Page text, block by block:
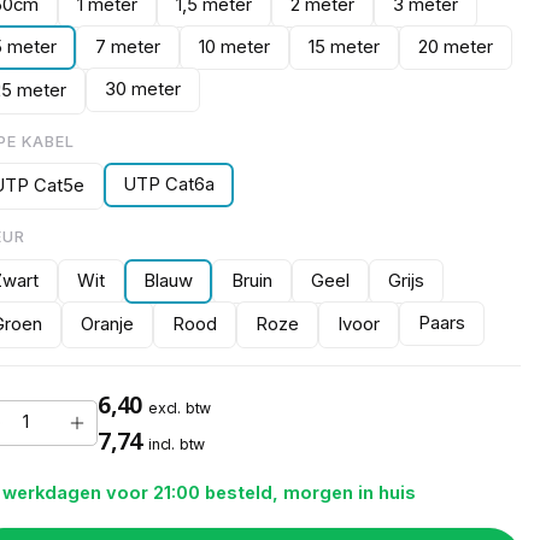
1 meter 1,5 meter 2 meter
3 meter
meter
7 meter 10 meter 15 meter
20 meter
meter
30 meter
KABEL
Cat5e UTP Cat6a
Wit Blauw Bruin Geel
Grijs
Oranje Rood Roze Ivoor Paars
6,40 excl. btw
7,74 incl. btw
werkdagen voor 21:00 besteld, morgen in huis